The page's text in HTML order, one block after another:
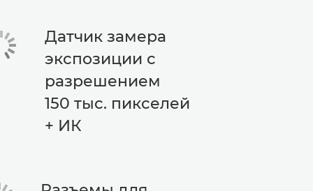
Датчик замера
экспозиции с
разрешением
150 тыс. пикселей
+ ИК